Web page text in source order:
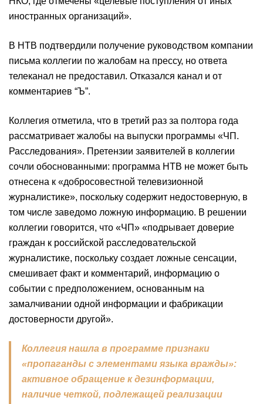
иностранных организаций».
В НТВ подтвердили получение руководством компании
письма коллегии по жалобам на прессу, но ответа
телеканал не предоставил. Отказался канал и от
комментариев “Ъ”.
Коллегия отметила, что в третий раз за полтора года
рассматривает жалобы на выпуски программы «ЧП.
Расследования». Претензии заявителей в коллегии
сочли обоснованными: программа НТВ не может быть
отнесена к «добросовестной телевизионной
журналистике», поскольку содержит недостоверную, в
том числе заведомо ложную информацию. В решении
коллегии говорится, что «ЧП» «подрывает доверие
граждан к российской расследовательской
журналистике, поскольку создает ложные сенсации,
смешивает факт и комментарий, информацию о
событии с предположением, основанным на
замалчивании одной информации и фабрикации
достоверности другой».
Коллегия нашла в программе признаки
«пропаганды с элементами языка вражды»:
активное обращение к дезинформации,
наличие четкой, подлежащей реализации